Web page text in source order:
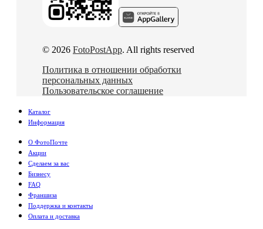
© 2026 FotoPostApp. All rights reserved
Политика в отношении обработки
персональных данных
Пользовательское соглашение
Каталог
Информация
О ФотоПочте
Акции
Сделаем за вас
Бизнесу
FAQ
Франшиза
Поддержка и контакты
Оплата и доставка